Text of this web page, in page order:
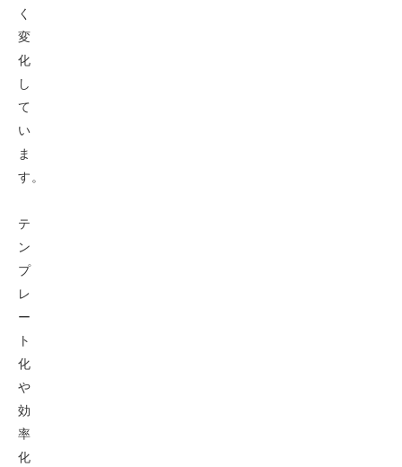
く
変
化
し
て
い
ま
す。
テ
ン
プ
レ
ー
ト
化
や
効
率
化